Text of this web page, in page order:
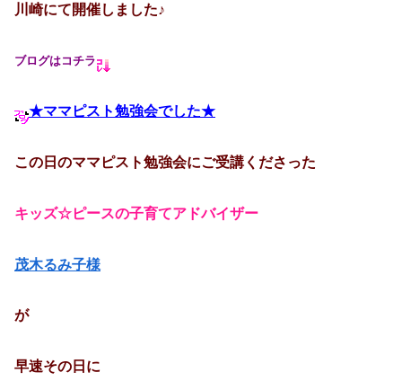
川崎にて開催しました♪
ブログはコチラ
★ママピスト勉強会でした★
この日のママピスト勉強会にご受講くださった
キッズ☆ピースの子育てアドバイザー
茂木るみ子様
が
早速その日に